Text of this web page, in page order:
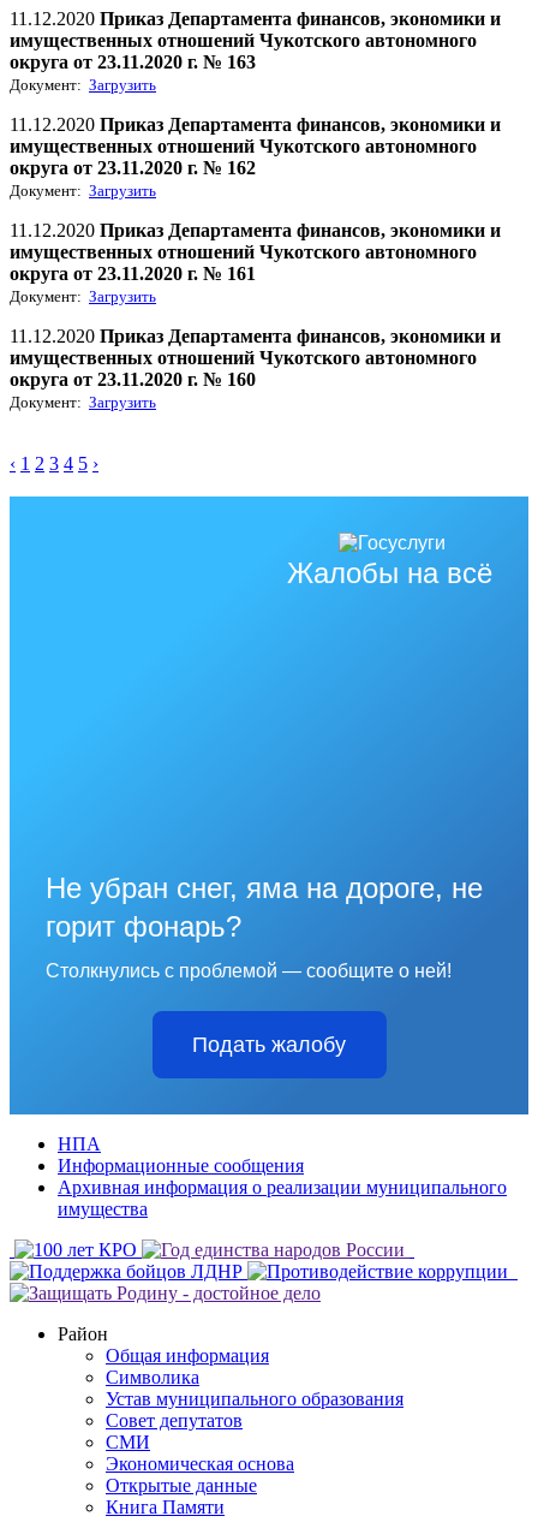
11.12.2020 Приказ Департамента финансов, экономики и
имущественных отношений Чукотского автономного
округа от 23.11.2020 г. № 163
Документ: Загрузить
11.12.2020 Приказ Департамента финансов, экономики и
имущественных отношений Чукотского автономного
округа от 23.11.2020 г. № 162
Документ: Загрузить
11.12.2020 Приказ Департамента финансов, экономики и
имущественных отношений Чукотского автономного
округа от 23.11.2020 г. № 161
Документ: Загрузить
11.12.2020 Приказ Департамента финансов, экономики и
имущественных отношений Чукотского автономного
округа от 23.11.2020 г. № 160
Документ: Загрузить
‹ 1 2 3 4 5 ›
Жалобы на всё
Не убран снег, яма на дороге, не
горит фонарь?
Столкнулись с проблемой — сообщите о ней!
Подать жалобу
НПА
Информационные сообщения
Архивная информация о реализации муниципального
имущества
Район
Общая информация
Символика
Устав муниципального образования
Совет депутатов
СМИ
Экономическая основа
Открытые данные
Книга Памяти